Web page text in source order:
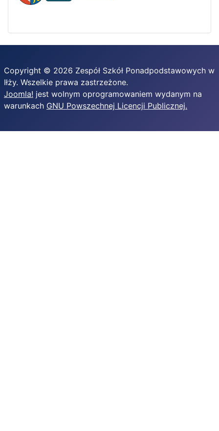
Copyright © 2026 Zespół Szkół Ponadpodstawowych w
Iłży. Wszelkie prawa zastrzeżone.
Joomla! jest wolnym oprogramowaniem wydanym na
warunkach GNU Powszechnej Licencji Publicznej.